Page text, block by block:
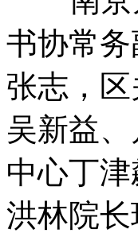
书协常
张志，
吴新益
中心丁
洪林院